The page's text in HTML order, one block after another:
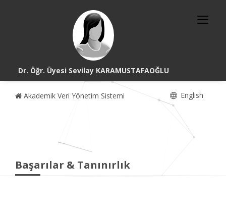
Dr. Öğr. Üyesi Sevilay KARAMUSTAFAOĞLU
Akademik Veri Yönetim Sistemi English
Başarılar & Tanınırlık